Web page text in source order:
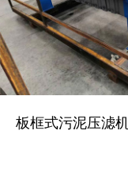
板框式污泥压滤